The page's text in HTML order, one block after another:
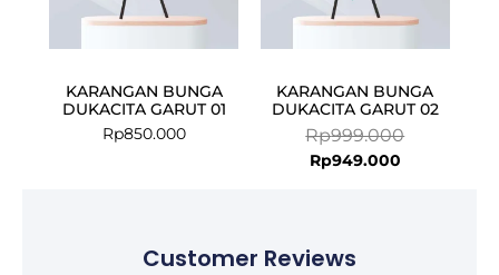
KARANGAN BUNGA
DUKACITA GARUT 01
Rp850.000
KARANGAN BUNGA
DUKACITA GARUT 02
Rp999.000
Rp949.000
Customer Reviews